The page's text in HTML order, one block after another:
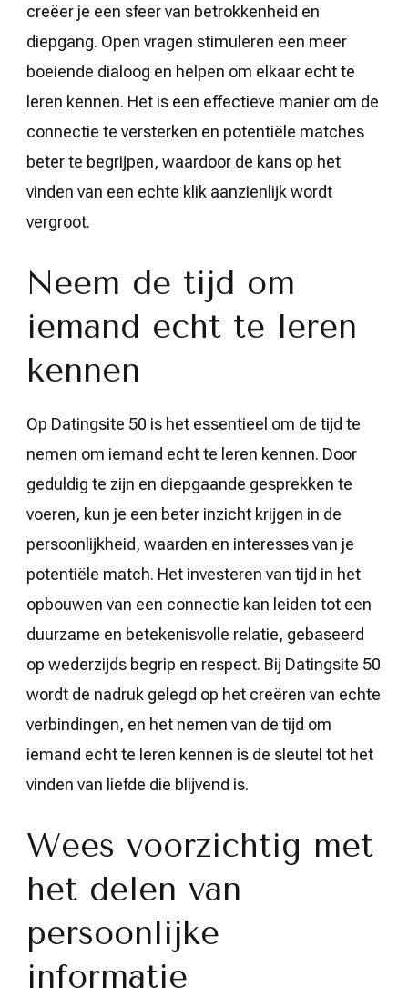
creëer je een sfeer van betrokkenheid en
diepgang. Open vragen stimuleren een meer
boeiende dialoog en helpen om elkaar echt te
leren kennen. Het is een effectieve manier om de
connectie te versterken en potentiële matches
beter te begrijpen, waardoor de kans op het
vinden van een echte klik aanzienlijk wordt
vergroot.
Neem de tijd om
iemand echt te leren
kennen
Op Datingsite 50 is het essentieel om de tijd te
nemen om iemand echt te leren kennen. Door
geduldig te zijn en diepgaande gesprekken te
voeren, kun je een beter inzicht krijgen in de
persoonlijkheid, waarden en interesses van je
potentiële match. Het investeren van tijd in het
opbouwen van een connectie kan leiden tot een
duurzame en betekenisvolle relatie, gebaseerd
op wederzijds begrip en respect. Bij Datingsite 50
wordt de nadruk gelegd op het creëren van echte
verbindingen, en het nemen van de tijd om
iemand echt te leren kennen is de sleutel tot het
vinden van liefde die blijvend is.
Wees voorzichtig met
het delen van
persoonlijke
informatie